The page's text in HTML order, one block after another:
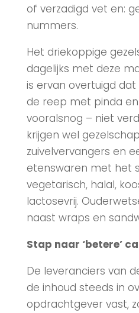
of verzadigd vet en:
nummers.
Het driekoppige
dagelijks met deze
is ervan overtuigd
de reep met pinda
vooralsnog – niet
krijgen wel
zuivelvervangers en
etenswaren met het
vegetarisch, halal,
lactosevrij.
naast wraps en
Stap naar ‘betere’
De leveranciers van
de inhoud steeds in
opdrachtgever vast,